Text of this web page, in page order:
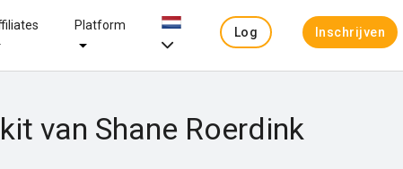
Platform
Log
Inschrijven
van Shane Roerdink